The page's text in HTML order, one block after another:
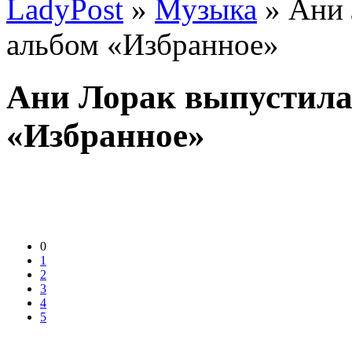
LadyPost » Музыка » Ани
альбом «Избранное»
Ани Лорак
«Избранное»
0
1
2
3
4
5